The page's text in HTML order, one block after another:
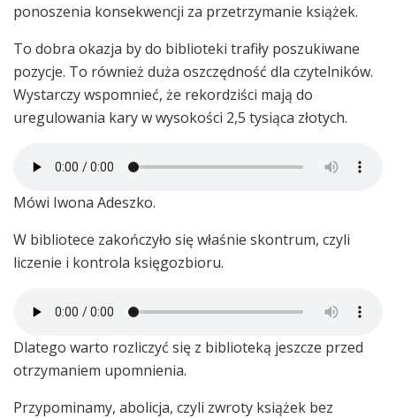
ponoszenia konsekwencji za przetrzymanie książek.
To dobra okazja by do biblioteki trafiły poszukiwane
pozycje. To również duża oszczędność dla czytelników.
Wystarczy wspomnieć, że rekordziści mają do
uregulowania kary w wysokości 2,5 tysiąca złotych.
Mówi Iwona Adeszko.
W bibliotece zakończyło się właśnie skontrum, czyli
liczenie i kontrola księgozbioru.
Dlatego warto rozliczyć się z biblioteką jeszcze przed
otrzymaniem upomnienia.
Przypominamy, abolicja, czyli zwroty książek bez